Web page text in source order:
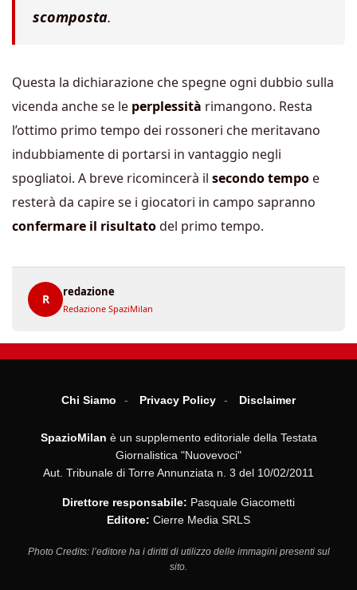
scomposta.
Questa la dichiarazione che spegne ogni dubbio sulla
vicenda anche se le perplessità rimangono. Resta
l’ottimo primo tempo dei rossoneri che meritavano
indubbiamente di portarsi in vantaggio negli
spogliatoi. A breve ricomincerà il secondo tempo e
resterà da capire se i giocatori in campo sapranno
confermare il risultatodel primo tempo.
R
redazione
Redazione SpaziMilan
Chi Siamo Privacy Policy Disclaimer
SpazioMilan è un supplemento editoriale della Testata
Giornalistica "Nuovevoci"
Aut. Tribunale di Torre Annunziata n. 3 del 10/02/2011
Direttore responsabile: Pasquale Giacometti
Editore: Cierre Media SRLS
Photo Credits: l’editore ha i diritti di utilizzo delle immagini presenti sul
sito.